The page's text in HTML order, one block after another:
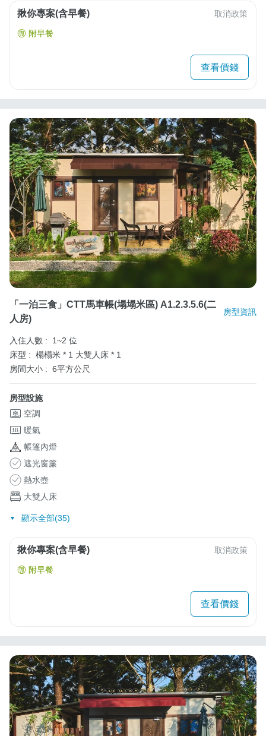
揪你專案(含早餐) 取消政策
附早餐
查看價錢
「一泊三食」CTT馬車帳(塌塌米區) A1.2.3.5.6(二
人房)
房型資訊
入住人數 :
1~2 位
床型 : 榻榻米 * 1 大雙人床 * 1
房間大小 : 6平方公尺
房型設施
空調
暖氣
帳篷內燈
遮光窗簾
熱水壺
大雙人床
顯示全部(35)
揪你專案(含早餐) 取消政策
附早餐
查看價錢